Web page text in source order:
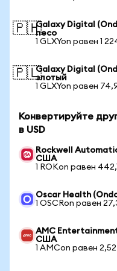
🇵🇭Galaxy Digital
песо
1 GLXYon равен 1
🇵🇱Galaxy Digital
злотый
1 GLXYon равен
Конвертируйте
в USD
Rockwell
США
1 ROKon равен
Oscar Health
1 OSCRon равен
AMC
США
1 AMCon равен 2,52